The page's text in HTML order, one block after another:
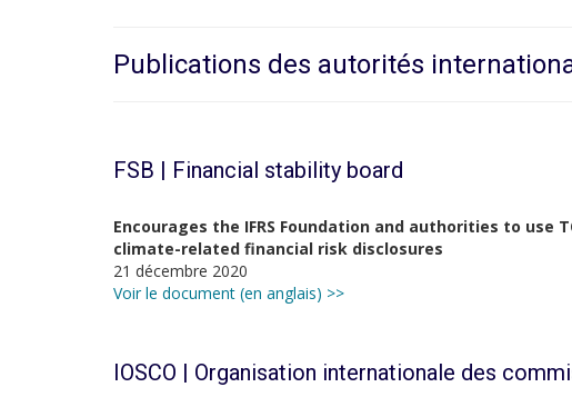
Publications des autorités
FSB | Financial stability board
Encourages the IFRS Foundation and authorities to use
climate-related financial risk disclosures
21 décembre 2020
Voir le document (en anglais) >>
IOSCO | Organisation internationale des